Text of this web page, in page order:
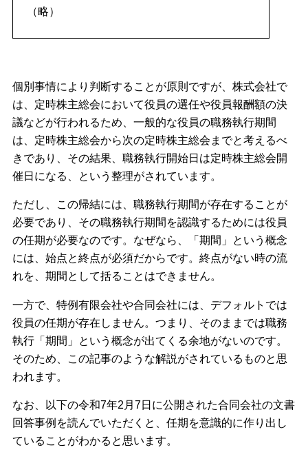
（略）
個別事情により判断することが原則ですが、株式会社で
は、定時株主総会において役員の選任や役員報酬額の決
議などが行われるため、一般的な役員の職務執行期間
は、定時株主総会から次の定時株主総会までと考えるべ
きであり、その結果、職務執行開始日は定時株主総会開
催日になる、という整理がされています。
ただし、この帰結には、職務執行期間が存在することが
必要であり、その職務執行期間を認識するためには役員
の任期が必要なのです。なぜなら、「期間」という概念
には、始点と終点が必須だからです。終点がない時の流
れを、期間として括ることはできません。
一方で、特例有限会社や合同会社には、デフォルトでは
役員の任期が存在しません。つまり、そのままでは職務
執行「期間」という概念が出てくる余地がないのです。
そのため、この記事のような解説がされているものと思
われます。
なお、以下の令和7年2月7日に公開された合同会社の文書
回答事例を読んでいただくと、任期を意識的に作り出し
ていることがわかると思います。